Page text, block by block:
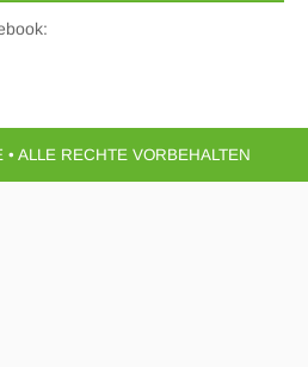
ALLE RECHTE VORBEHALTEN